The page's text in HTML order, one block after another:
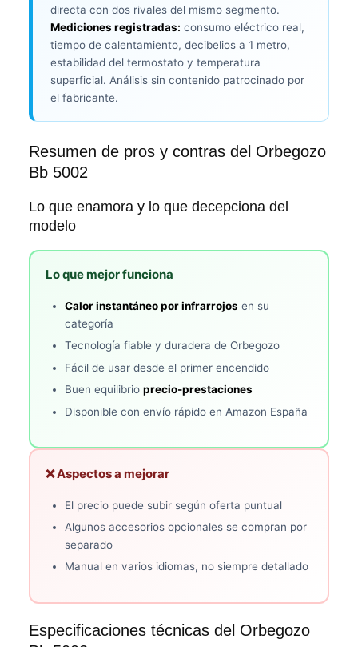
directa con dos rivales del mismo segmento.
Mediciones registradas: consumo eléctrico real,
tiempo de calentamiento, decibelios a 1 metro,
estabilidad del termostato y temperatura
superficial. Análisis sin contenido patrocinado por
el fabricante.
Resumen de pros y contras del Orbegozo
Bb 5002
Lo que enamora y lo que decepciona del
modelo
Lo que mejor funciona
Calor instantáneo por infrarrojos en su
categoría
Tecnología fiable y duradera de Orbegozo
Fácil de usar desde el primer encendido
Buen equilibrioprecio-prestaciones
Disponible con envío rápido en Amazon España
❌ Aspectos a mejorar
El precio puede subir según oferta puntual
Algunos accesorios opcionales se compran por
separado
Manual en varios idiomas, no siempre detallado
Especificaciones técnicas del Orbegozo